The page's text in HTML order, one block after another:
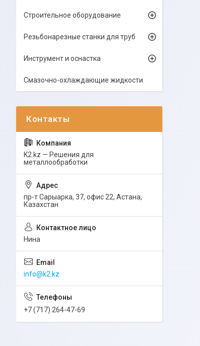
Строительное оборудование
Резьбонарезные станки для труб
Инструмент и оснастка
Смазочно-охлаждающие жидкости
K2.kz — Решения для
металлообработки
пр-т Сарыарка, 37, офис 22, Астана,
Казахстан
Нина
info@k2.kz
+7 (717) 264-47-69